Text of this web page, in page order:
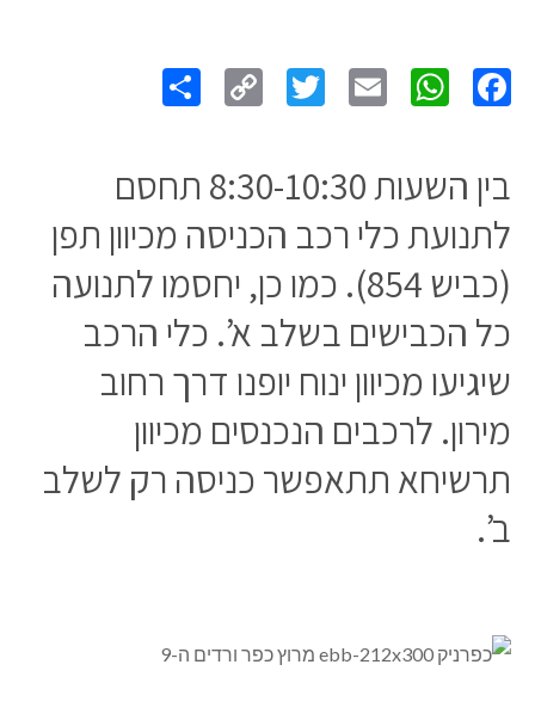
Link
בין השעות 8:30-10:30 תחסם
לתנועת כלי רכב הכניסה מכיוון תפן
(כביש 854). כמו כן, יחסמו לתנועה
כל הכבישים בשלב א’. כלי הרכב
שיגיעו מכיוון ינוח יופנו דרך רחוב
מירון. לרכבים הנכנסים מכיוון
תרשיחא תתאפשר כניסה רק לשלב
ב’.